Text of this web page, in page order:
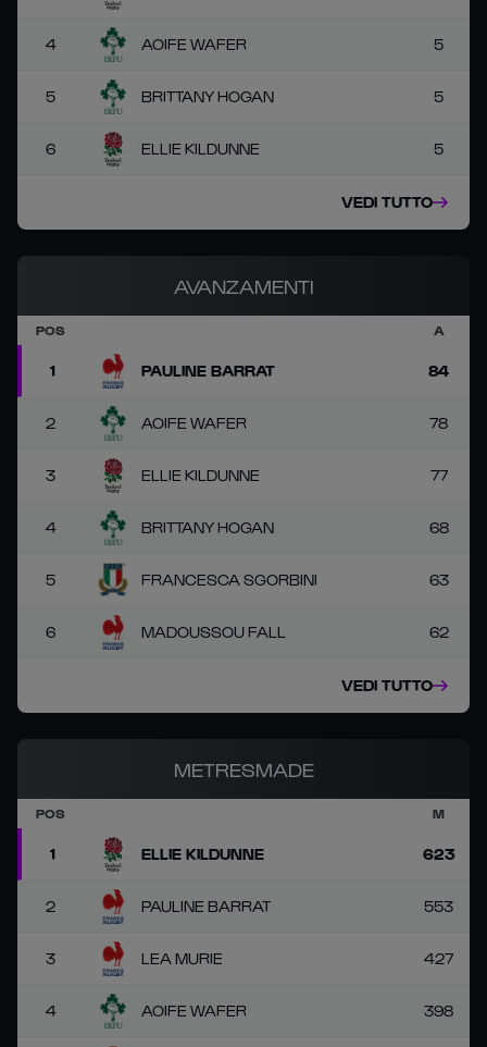
4 AOIFE WAFER 5
5 BRITTANY HOGAN 5
6 ELLIE KILDUNNE 5
VEDI TUTTO
AVANZAMENTI
POS A
1 PAULINE BARRAT 84
2 AOIFE WAFER 78
3 ELLIE KILDUNNE 77
4 BRITTANY HOGAN 68
5 FRANCESCA SGORBINI 63
6 MADOUSSOU FALL 62
VEDI TUTTO
METRESMADE
POS M
1 ELLIE KILDUNNE 623
2 PAULINE BARRAT 553
3 LEA MURIE 427
4 AOIFE WAFER 398